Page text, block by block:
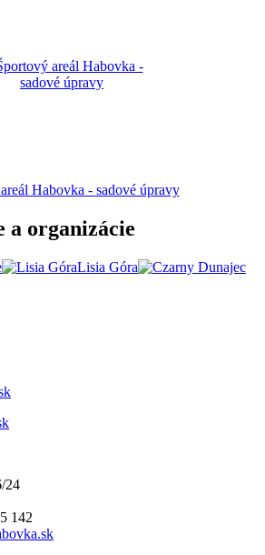
Habovka - sadové úpravy
a organizácie
Lisia Góra
24
142